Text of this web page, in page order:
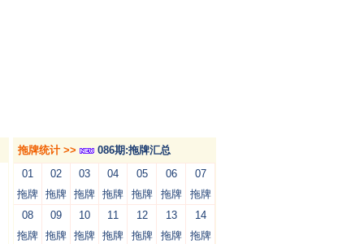
拖牌统计 >>
086期:拖牌汇总
01
拖牌
02
拖牌
03
拖牌
04
拖牌
05
拖牌
06
拖牌
07
拖牌
08
拖牌
09
拖牌
10
拖牌
11
拖牌
12
拖牌
13
拖牌
14
拖牌